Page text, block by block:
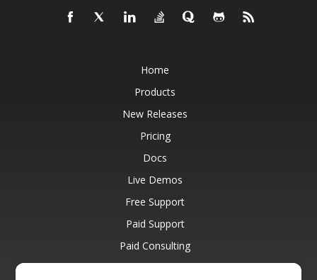
Home
Products
New Releases
Pricing
Docs
Live Demos
Free Support
Paid Support
Paid Consulting
Blog